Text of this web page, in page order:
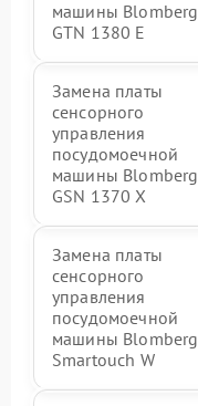
машины Blomberg
GTN 1380 E
Замена платы
сенсорного
управления
посудомоечной
машины Blomberg
GSN 1370 X
Замена платы
сенсорного
управления
посудомоечной
машины Blomberg
Smartouch W